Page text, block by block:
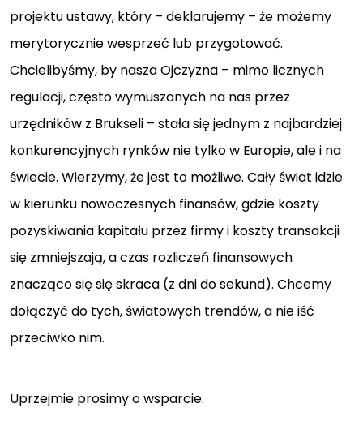
projektu ustawy, który – deklarujemy – że możemy
merytorycznie wesprzeć lub przygotować.
Chcielibyśmy, by nasza Ojczyzna – mimo licznych
regulacji, często wymuszanych na nas przez
urzędników z Brukseli – stała się jednym z najbardziej
konkurencyjnych rynków nie tylko w Europie, ale i na
świecie. Wierzymy, że jest to możliwe. Cały świat idzie
w kierunku nowoczesnych finansów, gdzie koszty
pozyskiwania kapitału przez firmy i koszty transakcji
się zmniejszają, a czas rozliczeń finansowych
znacząco się się skraca (z dni do sekund). Chcemy
dołączyć do tych, światowych trendów, a nie iść
przeciwko nim.
Uprzejmie prosimy o wsparcie.